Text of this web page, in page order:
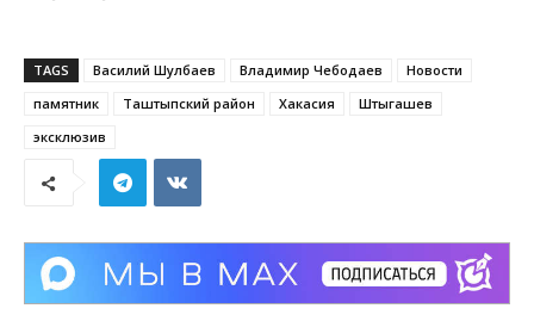
TAGS Василий Шулбаев Владимир Чебодаев
Новости
памятник
Таштыпский район Хакасия
Штыгашев
эксклюзив